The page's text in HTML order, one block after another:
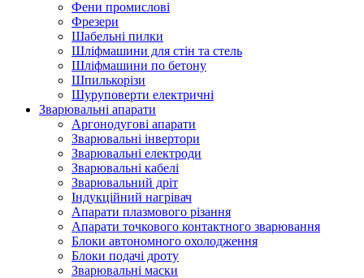
Фени промислові
Фрезери
Шабельні пилки
Шліфмашини для стін та стель
Шліфмашини по бетону
Шпилькорізи
Шуруповерти електричні
Зварювальні апарати
Аргонодугові апарати
Зварювальні інвертори
Зварювальні електроди
Зварювальні кабелі
Зварювальний дріт
Індукційний нагрівач
Апарати плазмового різання
Апарати точкового контактного зварювання
Блоки автономного охолодження
Блоки подачі дроту
Зварювальні маски